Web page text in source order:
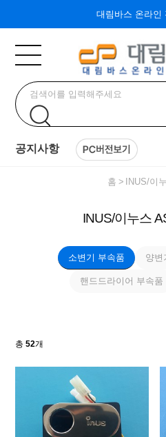
대림바스 온라인
공지사항
홈 INUS/이
INUS/이누스
소변기 부속품 양변
핸드드라이어 부속품
총52개